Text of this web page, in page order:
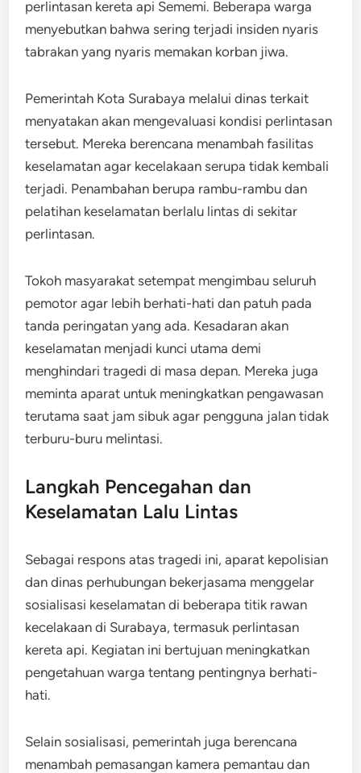
perlintasan kereta api Sememi. Beberapa warga
menyebutkan bahwa sering terjadi insiden nyaris
tabrakan yang nyaris memakan korban jiwa.
Pemerintah Kota Surabaya melalui dinas terkait
menyatakan akan mengevaluasi kondisi perlintasan
tersebut. Mereka berencana menambah fasilitas
keselamatan agar kecelakaan serupa tidak kembali
terjadi. Penambahan berupa rambu-rambu dan
pelatihan keselamatan berlalu lintas di sekitar
perlintasan.
Tokoh masyarakat setempat mengimbau seluruh
pemotor agar lebih berhati-hati dan patuh pada
tanda peringatan yang ada. Kesadaran akan
keselamatan menjadi kunci utama demi
menghindari tragedi di masa depan. Mereka juga
meminta aparat untuk meningkatkan pengawasan
terutama saat jam sibuk agar pengguna jalan tidak
terburu-buru melintasi.
Langkah Pencegahan dan
Keselamatan Lalu Lintas
Sebagai respons atas tragedi ini, aparat kepolisian
dan dinas perhubungan bekerjasama menggelar
sosialisasi keselamatan di beberapa titik rawan
kecelakaan di Surabaya, termasuk perlintasan
kereta api. Kegiatan ini bertujuan meningkatkan
pengetahuan warga tentang pentingnya berhati-
hati.
Selain sosialisasi, pemerintah juga berencana
menambah pemasangan kamera pemantau dan